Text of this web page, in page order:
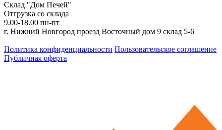
Склад "Дом Печей"
Отгрузка со склада
9.00-18.00 пн-пт
г. Нижний Новгород проезд Восточный дом 9 склад 5-6
Политика конфиденциальности Пользовательское соглашение
Публичная оферта